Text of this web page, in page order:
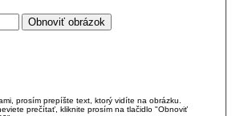
prosím prepíšte text, ktorý vidíte na obrázku.
prečítať, kliknite prosím na tlačidlo "Obnoviť